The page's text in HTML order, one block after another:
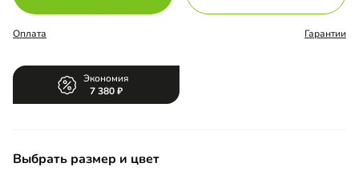
Оплата Гарантии
Экономия
7 380
Выбрать размер и цвет